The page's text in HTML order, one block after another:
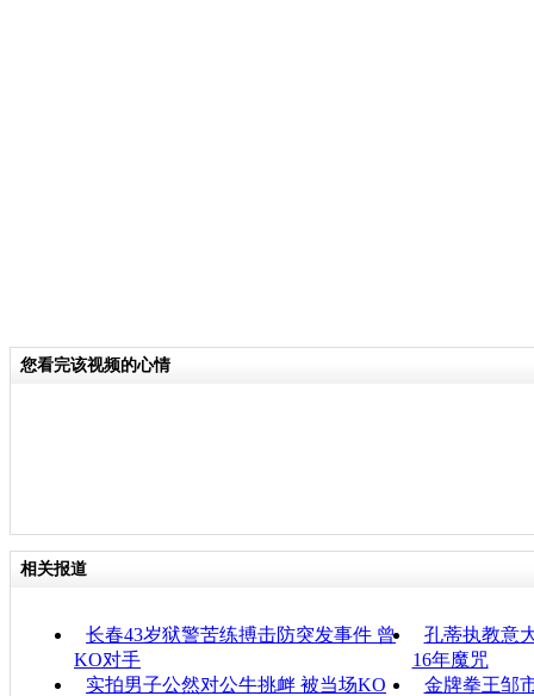
您看完该视频的心情
相关报道
长春43岁狱警苦练搏击防突发事件 曾
KO对手
孔蒂执教意
16年魔咒
实拍男子公然对公牛挑衅 被当场KO
金牌拳王邹